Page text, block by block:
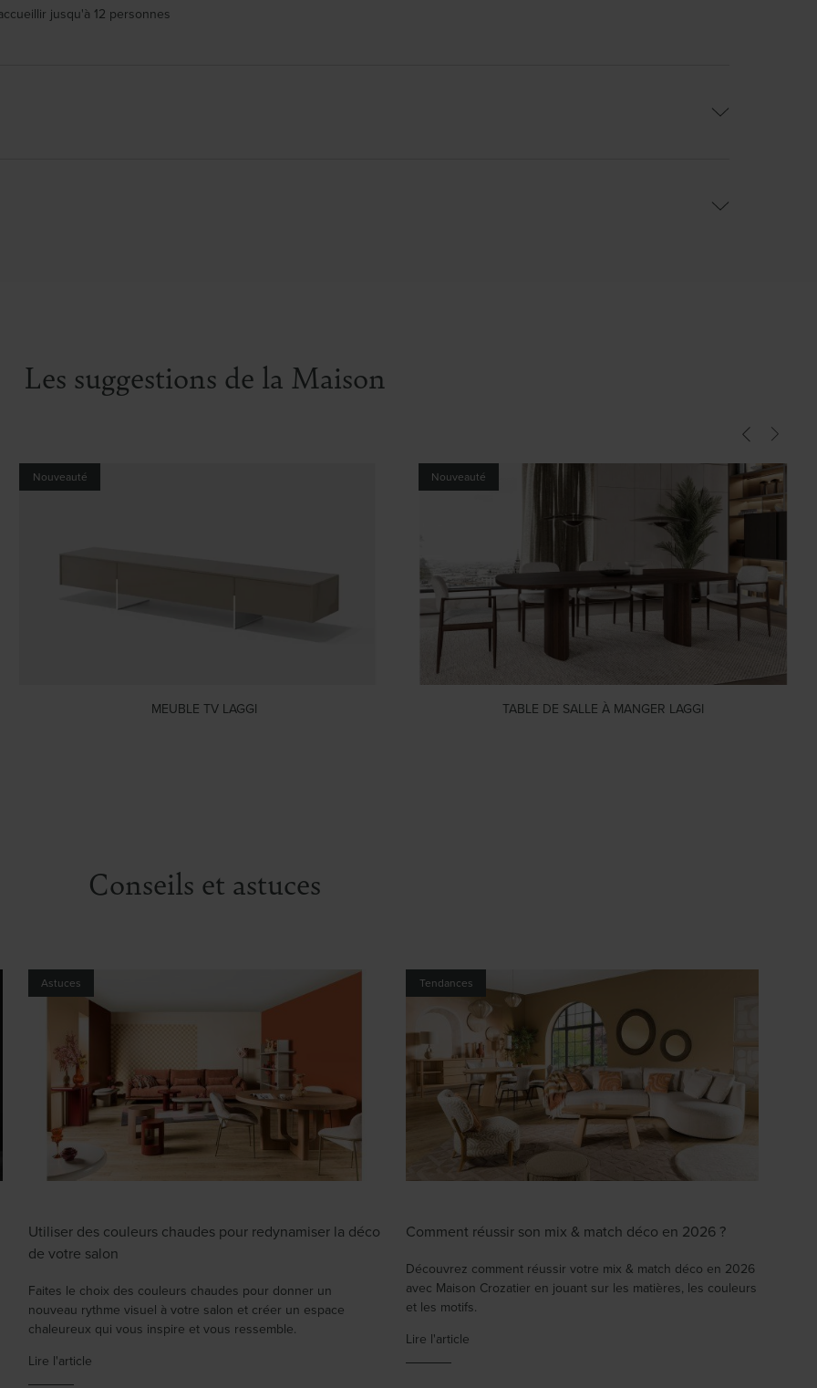
jusqu'à 12 personnes
12mm.
Les suggestions de la Maison
Nouveauté
MEUBLE TV LAGGI
Nouveauté
TABLE DE SALLE À MANGER LAGGI
Conseils et astuces
Astuces
Utiliser des couleurs chaudes pour redynamiser la déco
de votre salon
Faites le choix des couleurs chaudes pour donner un
nouveau rythme visuel à votre salon et créer un espace
chaleureux qui vous inspire et vous ressemble.
Lire l'article
Tendances
Comment réussir son mix & match déco en 2026 ?
Découvrez comment réussir votre mix & match déco en 2026
avec Maison Crozatier en jouant sur les matières, les couleurs
et les motifs.
Lire l'article